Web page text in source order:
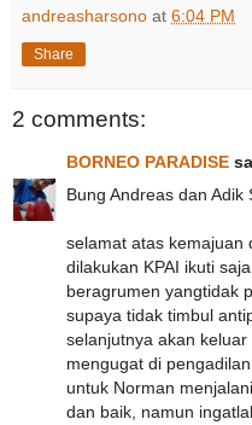
andreasharsono at 6:04 PM
Share
2 comments:
BORNEO PARADISE
Bung Andreas dan Adik
selamat atas kemajuan
dilakukan KPAI ikuti
beragrumen yangtidak
supaya tidak timbul
selanjutnya akan
mengugat di
untuk Norman
dan baik, namun